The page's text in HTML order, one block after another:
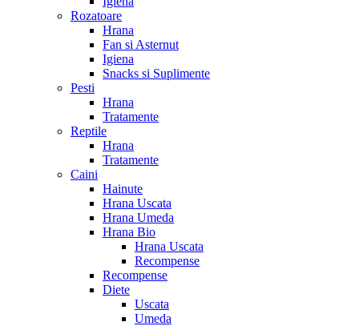
Rozatoare
Hrana
Fan si Asternut
Igiena
Snacks si Suplimente
Pesti
Hrana
Tratamente
Reptile
Hrana
Tratamente
Caini
Hainute
Hrana Uscata
Hrana Umeda
Hrana Bio
Hrana Uscata
Recompense
Recompense
Diete
Uscata
Umeda